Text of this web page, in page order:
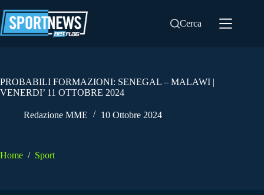
al
contenuto
Cerca
PROBABILI FORMAZIONI: SENEGAL – MALAWI |
VENERDI’ 11 OTTOBRE 2024
Redazione MME 10 Ottobre 2024
Home / Sport